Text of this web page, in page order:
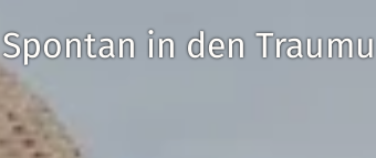
Spontan in den